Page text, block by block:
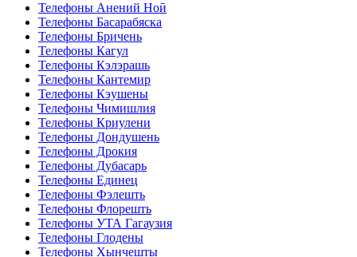
Телефоны Анений Ноӣ
Телефоны Басарабяска
Телефоны Бричень
Телефоны Кагул
Телефоны Кэлэрашь
Телефоны Кантемир
Телефоны Кэушены
Телефоны Чимишлия
Телефоны Криулени
Телефоны Дондушень
Телефоны Дрокия
Телефоны Дубасарь
Телефоны Единец
Телефоны Фэлешть
Телефоны Флорешть
Телефоны УТА Гагаузия
Телефоны Глодены
Телефоны Хынчешты